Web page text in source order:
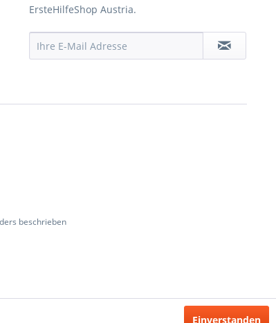
ErsteHilfeShop Austria.
beschrieben
Einverstanden